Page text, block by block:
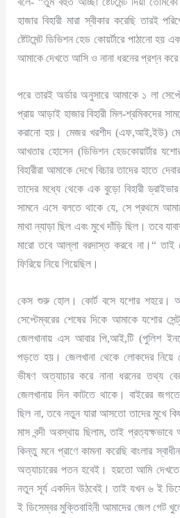
হাজার বিহারী মারা স্বীকার করেছি তারই
ষ্টেটমেন্ট ডিভিশন হেড কোয়র্টারে পাঠানো হয়
আমাকে দেখতে আসি ও নানা ধরনের প্রশ্ন
পরে তারই অর্ডার অনুসারে আমাকে ১ লা
প্রায় আড়াই হাজার বিহারী মিল-শ্রমিকদের
করানো হয়। মেজর খরশীদ (এফ,আই,ইউ)
আখতার হোসেন (ডিভিশন হেডকোয়ার্টার
বিহারীরা আমাকে দেখে বিচার তাদের হাতে
তাদের মধ্যে থেকে এক বুড়ো বিহারী ড্রাইভার
সামনে এসে বলতে থাকে যে, সে প্রথমে
মাথা ন্যাড়া ছিল এবং মুখে দাঁড়ি ছিল। তবে
মারো তবে আল্লা বরদাস্ত করবে না।“ তাই
ফিরিয়ে নিয়ে গিয়েছিল।
কেস শুরু হোল। কোর্ট বসে যশোর শহরে।
সেপ্টেম্বরের শেষের দিকে আমাকে যশোর
জেলখানায় এস আবার পি,আই,টি (পুলিশ
পড়তে হয়। জেলখানা থেকে লোকদের নিয়ে
ভীষণ অত্যাচার করে নানা ধরনের তথ্য
জেলখানায় দিন কাটতে থাকে। বাইরের
ছিল না, তবে নতুন যারা আসতো তাদের মুখে
মাস বন্দী অবস্থায় ছিলাম, তাই
কিন্তু মনে প্রাণে কামনা করেছি বাংলার
অত্যাচারের পতন হবেই। হয়তো আমি দেখতে
নতুন সূর্য একদিন উঠবেই। তাই যখন ৬ ই
ই ডিসেম্বর মুক্তিবাহিনী আমাদের জেল গেট